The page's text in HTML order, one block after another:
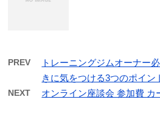
PREV
トレーニングジムオーナー
きに気をつける3つのポイン
NEXT オンライン座談会 参加費 カ